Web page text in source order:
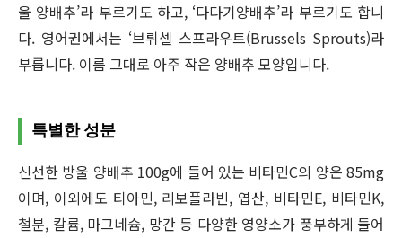
울 양배추’라 부르기도 하고, ‘다다기양배추’라 부르기도 합니
다. 영어권에서는 ‘브뤼셀 스프라우트(Brussels Sprouts)라
부릅니다. 이름 그대로 아주 작은 양배추 모양입니다.
특별한 성분
신선한 방울 양배추 100g에 들어 있는 비타민C의 양은 85mg
이며, 이외에도 티아민, 리보플라빈, 엽산, 비타민E, 비타민K,
철분, 칼륨, 마그네슘, 망간 등 다양한 영양소가 풍부하게 들어